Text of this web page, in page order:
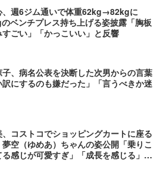
、週6ジム通いで体重62kg→82kgに
ベンチプレス持ち上げる姿披露「胸板
ごい」「かっこいい」と反響
子、病名公表を決断した次男からの言葉
訳にするのも嫌だった」「言うべきか迷
コストコでショッピングカートに座る
空（ゆめあ）ちゃんの姿公開「乗りこ
感じが可愛すぎ」「成長を感じる」の